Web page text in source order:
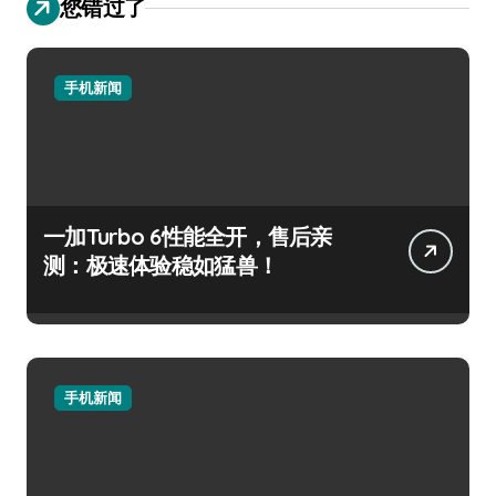
您错过了
手机新闻
一加Turbo 6性能全开，售后亲
测：极速体验稳如猛兽！
手机新闻